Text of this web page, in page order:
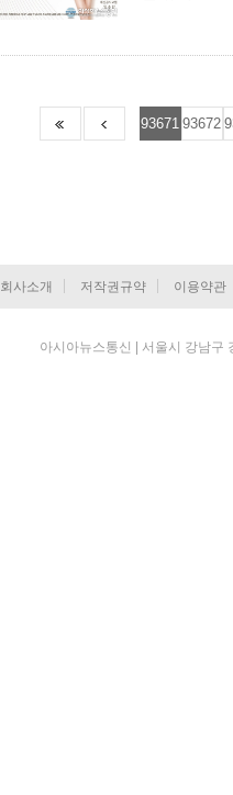
93671 93672
회사소개 저작권규약 이용약관
아시아뉴스통신 | 서울시 강남